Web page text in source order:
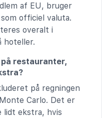
af EU, bruger
officiel valuta.
overalt i
hoteller.
restauranter,
på regningen
Carlo. Det er
lidt ekstra, hvis